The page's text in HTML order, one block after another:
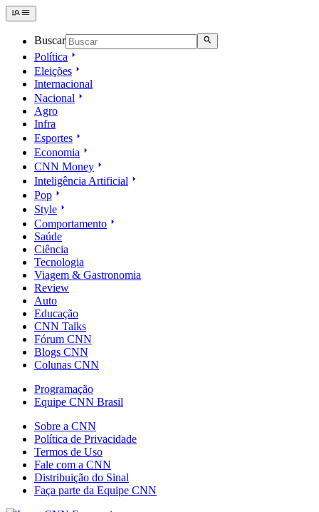
Buscar
Política
Eleições
Internacional
Nacional
Agro
Infra
Esportes
Economia
CNN Money
Inteligência Artificial
Pop
Style
Comportamento
Saúde
Ciência
Tecnologia
Viagem & Gastronomia
Review
Auto
Educação
CNN Talks
Fórum CNN
Blogs CNN
Colunas CNN
Programação
Equipe CNN Brasil
Sobre a CNN
Política de Privacidade
Termos de Uso
Fale com a CNN
Distribuição do Sinal
Faça parte da Equipe CNN